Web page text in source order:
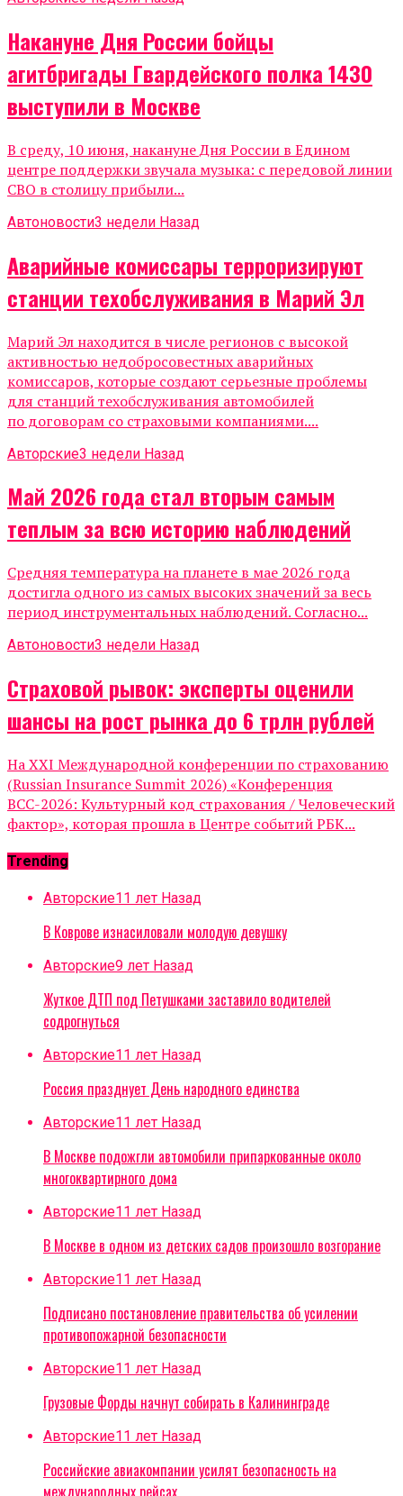
Накануне Дня России бойцы
агитбригады Гвардейского полка 1430
выступили в Москве
В среду, 10 июня, накануне Дня России в Едином
центре поддержки звучала музыка: с передовой линии
СВО в столицу прибыли...
Автоновости3 недели Назад
Аварийные комиссары терроризируют
станции техобслуживания в Марий Эл
Марий Эл находится в числе регионов с высокой
активностью недобросовестных аварийных
комиссаров, которые создают серьезные проблемы
для станций техобслуживания автомобилей
по договорам со страховыми компаниями....
Авторские3 недели Назад
Май 2026 года стал вторым самым
теплым за всю историю наблюдений
Средняя температура на планете в мае 2026 года
достигла одного из самых высоких значений за весь
период инструментальных наблюдений. Согласно...
Автоновости3 недели Назад
Страховой рывок: эксперты оценили
шансы на рост рынка до 6 трлн рублей
На XXI Международной конференции по страхованию
(Russian Insurance Summit 2026) «Конференция
ВСС-2026: Культурный код страхования / Человеческий
фактор», которая прошла в Центре событий РБК...
Trending
Авторские11 лет Назад
В Коврове изнасиловали молодую девушку
Авторские9 лет Назад
Жуткое ДТП под Петушками заставило водителей
содрогнуться
Авторские11 лет Назад
Россия празднует День народного единства
Авторские11 лет Назад
В Москве подожгли автомобили припаркованные около
многоквартирного дома
Авторские11 лет Назад
В Москве в одном из детских садов произошло возгорание
Авторские11 лет Назад
Подписано постановление правительства об усилении
противопожарной безопасности
Авторские11 лет Назад
Грузовые Форды начнут собирать в Калининграде
Авторские11 лет Назад
Российские авиакомпании усилят безопасность на
международных рейсах